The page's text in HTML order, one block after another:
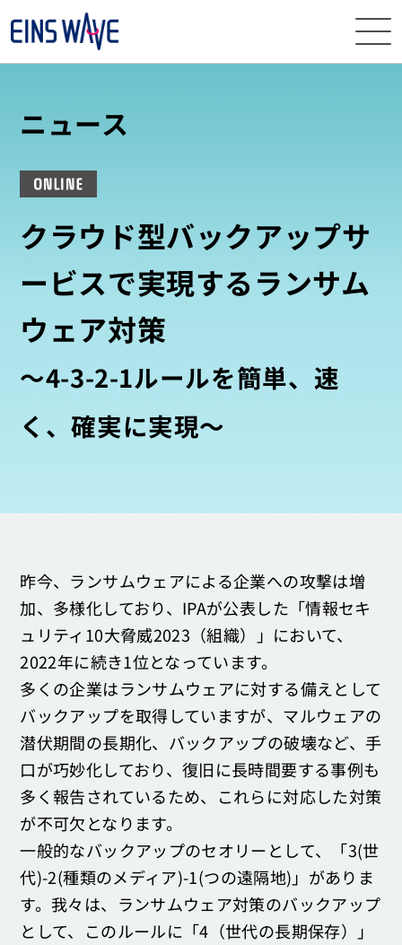
お問い合わせ
イベント・ セミナー
サービス
導入事例
ナレッジ
EINSWAVEとは
資料ダウンロード
ニュース
クラウド型バックアップサ
ービスで実現するランサム
ウェア対策
～4-3-2-1ルールを簡単、速
く、確実に実現～
昨今、ランサムウェアによる企業への攻撃は増
加、多様化しており、IPAが公表した「情報セキ
ュリティ10大脅威2023（組織）」において、
2022年に続き1位となっています。
多くの企業はランサムウェアに対する備えとして
バックアップを取得していますが、マルウェアの
潜伏期間の長期化、バックアップの破壊など、手
口が巧妙化しており、復旧に長時間要する事例も
多く報告されているため、これらに対応した対策
が不可欠となります。
一般的なバックアップのセオリーとして、「3(世
代)-2(種類のメディア)-1(つの遠隔地)」がありま
す。我々は、ランサムウェア対策のバックアップ
として、このルールに「4（世代の長期保存）」